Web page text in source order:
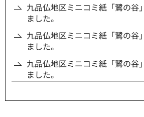
九品仏地区ミニコミ紙「鷺の谷
ました。
九品仏地区ミニコミ紙「鷺の谷
ました。
九品仏地区ミニコミ紙「鷺の谷
ました。